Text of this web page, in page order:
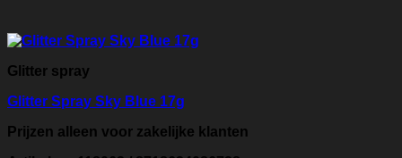
Glitter spray
Glitter Spray Sky Blue 17g
Prijzen alleen voor zakelijke klanten